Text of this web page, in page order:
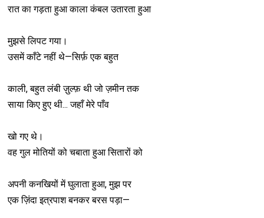
रात का गड़ता हुआ काला कंबल उतारता हुआ
मुझसे लिपट गया।
उसमें काँटे नहीं थे—सिर्फ़ एक बहुत
काली, बहुत लंबी ज़ुल्फ़ थी जो ज़मीन तक
साया किए हुए थी... जहाँ मेरे पाँव
खो गए थे।
वह गुल मोतियों को चबाता हुआ सितारों को
अपनी कनखियों में घुलाता हुआ, मुझ पर
एक ज़िंदा इत्रपाश बनकर बरस पड़ा—